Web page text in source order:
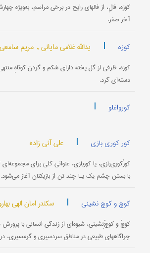
کوزه، فالِ، از فالهای رایج در برخی مراسم، به‌ویژه
آخر صفر.
کوزه | یدالله غلامی مایانی , مریم سامعی
کوزه، ظرفی از گل پخته دارای شکم و گردن کوتاهِ
دسته‌ای گرد.
کورواغلو |
کور کوری بازی | علی آنی زاده
کورْکوری‌بازی، یا کوربازی، عنوانی کلی برای مجموعه‌ای
با بستن چشم یک یـا چند تن از بازیکنان آغاز می‌شود.
کوچ و کوچ نشینی | سکندر امان الهی
کوچْ و کوچْ‌نِشینی، شیوه‌ای از زندگی انسانی با پرورش
چراگاههای طبیعی در مناطق سردسیری و گرمسیری،